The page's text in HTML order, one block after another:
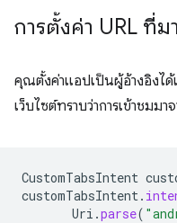
การตั้งค่า URL ที่
คุณตั้งค่าแอปเป็นผู้อ้างอิงไ
เว็บไซต์ทราบว่าการเข้าชมมา
CustomTabsIntent
customTabsIntent.
Uri .parse(